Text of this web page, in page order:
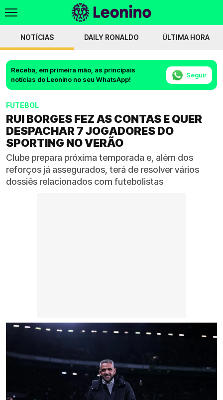
NOTÍCIAS DAILY RONALDO ÚLTIMA HORA
Receba, em primeira mão, as principais
notícias do Leonino no seu WhatsApp!
Seguir
FUTEBOL
RUI BORGES FEZ AS CONTAS E QUER
DESPACHAR 7 JOGADORES DO
SPORTING NO VERÃO
Clube prepara próxima temporada e, além dos
reforços já assegurados, terá de resolver vários
dossiês relacionados com futebolistas